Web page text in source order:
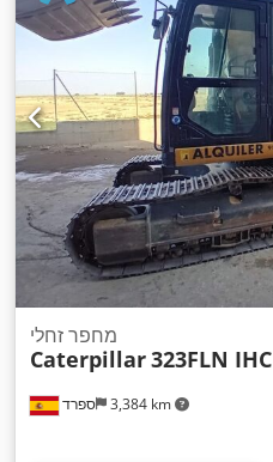
ספרד 3,384 km
מחפר זחלי
Caterpillar323FLN IHC